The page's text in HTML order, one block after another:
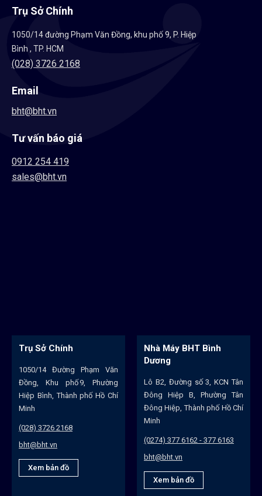
Trụ Sở Chính
1050/14 đường Phạm Văn Đồng, khu phố 9, P. Hiệp
Bình , TP. HCM
(028) 3726 2168
Email
bht@bht.vn
Tư vấn báo giá
0912 254 419
sales@bht.vn
Trụ Sở Chính
1050/14 Đường Phạm Văn
Đồng, Khu phố 9, Phường
Hiệp Bình, Thành phố Hồ Chí
Minh
(028) 3726 2168
bht@bht.vn
Xem bản đồ
Nhà Máy BHT Bình
Dương
Lô B2, Đường số 3, KCN Tân
Đông Hiệp B, Phường Tân
Đông Hiệp, Thành phố Hồ Chí
Minh
(0274) 377 6162 - 377 6163
bht@bht.vn
Xem bản đồ